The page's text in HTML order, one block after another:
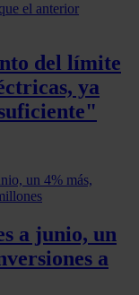
del límite
ya
a junio, un
a